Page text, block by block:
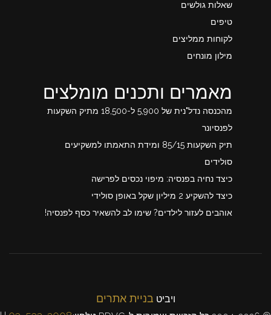
שאלות גולשים
טיפים
לקוחות ממליצים
מילון מונחים
מאמרים ותכנים מומלצים
מהכנסה נדל"נית של 5,900 ל-18,500 מתיק השקעות
לפנסיונר
תיק השקעות 85/15 ומידת התאמתו למשקיעים
סולידים
כיצד נחיה בפנסיה: מיפוי נכסים לפרישה
כיצד להשקיע 2 מיליון שקל באופן סולידי
אוהבים לעזור לילדים? שימו לב להשאיר כסף לפנסיה!
ויביט בניית אתרים